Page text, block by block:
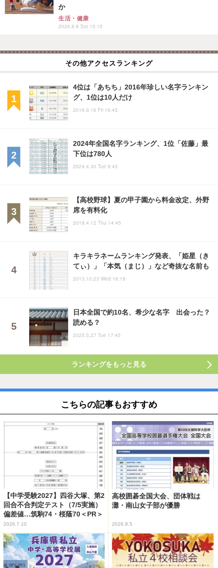
か
生活・健康
2026.8.8 Sat 15:15
その他アクセスランキング
4位は「あちち」2016年珍しい名字ランキン
グ、1位は10人だけ
2016.9.16 Fri 16:45
2024年全国名字ランキング、1位「佐藤」最
下位は780人
2024.4.30 Tue 9:45
【高校野球】夏の甲子園から料金改定、外野
席を有料化
2018.4.12 Thu 14:45
キラキラネームランキング発表、「姫星（き
てぃ）」「本気（まじ）」など奇抜な名前も
2013.10.23 Wed 16:18
日本全国で約10名、希少な名字 出会った？
読める？
2025.5.27 Tue 17:45
ランキングをもっと見る
こちらの記事もおすすめ
【中学受験2027】四谷大塚、第2
回合不合判定テスト（7/5実施）
偏差値…筑駒74・桜蔭70＜PR＞
2026.7.10
高校囲碁全国大会、団体戦は
灘・南山女子部が優勝
2026.8.5